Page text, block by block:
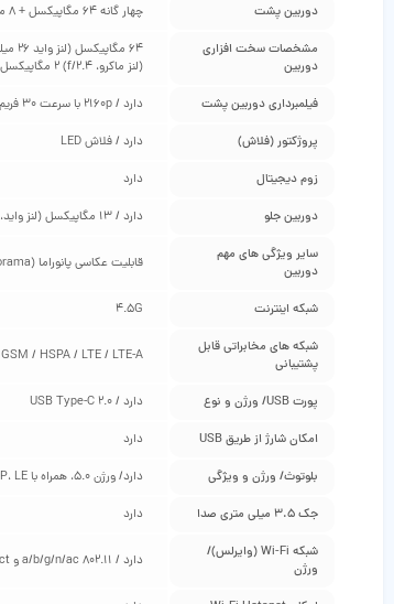
دوربین پشت چهار گانه 64 مگاپیکسل + 8 مگاپیکسل + 2 مگاپیکسل + 2 مگاپیکسل
مشخصات سخت‌ افزاری
دوربین
(لنز ماکرو، f/2.4) 2 مگاپیکسل (سنسور تشخیص عمق تصویر، f/2.4)
فیلمبرداری دوربین پشت دارد / 2160p با سرعت 30 فریم بر ثانیه / 1080p با سرعت 30 و 60 و 120 فریم بر ثانیه
پروژکتور (فلاش) دارد / فلاش LED
زوم دیجیتال دارد
دوربین جلو دارد / 13 مگاپیکسل (لنز واید، فوکوس خودکار با تشخیص فاز، 1/3.06 اینچ سایز سنسور، 1.12 میکرومتر سایز پیکسل، f/2.5)
سایر ویژگی‌ های مهم
دوربین
قابلیت عکاسی پانوراما (Panorama), قابلیت HDR در عکاسی
شبکه اینترنت 4.5G
شبکه‌ های مخابراتی قابل
پشتیبانی
GSM / HSPA / LTE / LTE-A
پورت USB/ ورژن و نوع دارد / USB Type-C 2.0
امکان شارژ از طریق USB دارد
بلوتوث/ ورژن و ویژگی دارد/ ورژن 5.0، همراه با A2DP، LE
جک 3.5 میلی متری صدا دارد
شبکه Wi-Fi (وایرلس)/
ورژن
دارد / 802.11 a/b/g/n/ac و dual-band, Wi-Fi Direct